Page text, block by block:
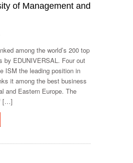
of Management and
among the world’s 200 top
by EDUNIVERSAL. Four out
ISM the leading position in
it among the best business
and Eastern Europe. The
[…]